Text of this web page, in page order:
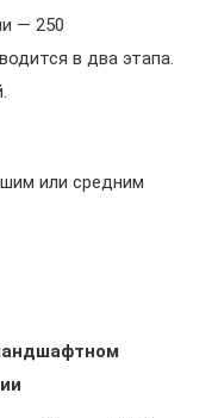
— 250
в два этапа.
или средним